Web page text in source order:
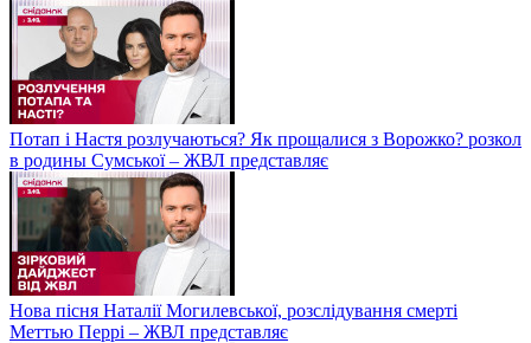
Потап і Настя розлучаються? Як прощалися з Ворожко? розкол
в родины Сумської – ЖВЛ представляє
Нова пісня Наталії Могилевської, розслідування смерті
Меттью Перрі – ЖВЛ представляє